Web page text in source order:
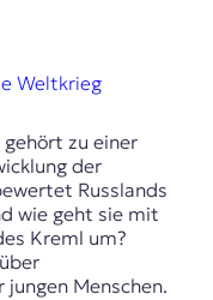
Weltkrieg
zu einer
der
Russlands
wie geht sie mit
Kreml um?
Menschen.